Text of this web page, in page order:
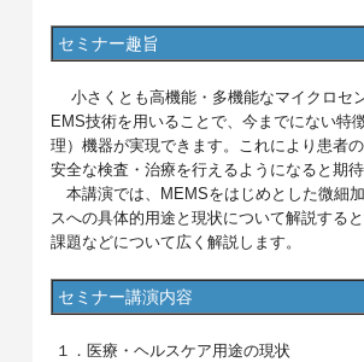
セミナー趣旨
小さくとも高機能・多機能なマイクロセ
EMS技術を用いることで、今までにない特
理）機器が実現できます。これにより患者
安全な検査・治療を行えるようになると期待
本講演では、MEMSをはじめとした微細
スへの具体的用途と現状について解説する
課題などについて広く解説します。
セミナー講演内容
１．医療・ヘルスケア用途の現状